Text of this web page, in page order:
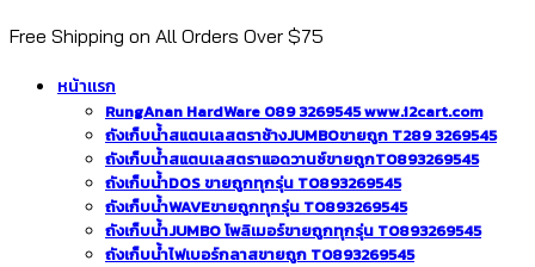
Free Shipping on All Orders Over $75
หน้าแรก
RungAnan HardWare 089 3269545 www.i2cart.com
ถังเก็บน้ำสแตนเลสตราช้างJUMBOขายถูก T289 3269545
ถังเก็บน้ำสแตนเลสตราแอดวานซ์ขายถูกT0893269545
ถังเก็บน้ำDOS ขายถูกทุกรุ่น T0893269545
ถังเก็บน้ำWAVEขายถูกทุกรุ่น T0893269545
ถังเก็บน้ำJUMBO โพลิเมอร์ขายถูกทุกรุ่น T0893269545
ถังเก็บน้ำไฟเบอร์กลาสขายถูก T0893269545